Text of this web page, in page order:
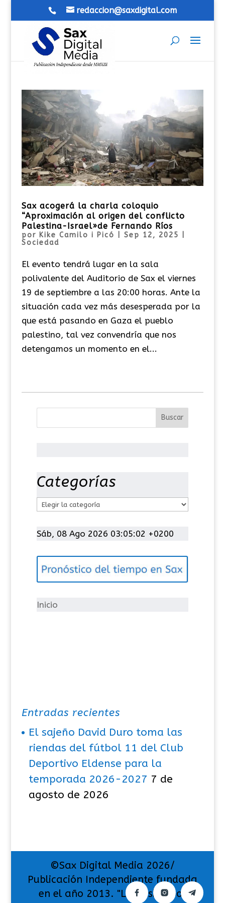
redaccion@saxdigital.com
Sax acogerá la charla coloquio
“Aproximación al origen del conflicto
Palestina-Israel»de Fernando Ríos
por Kike Camilo i Picó Sep 12, 2025
Sociedad
El evento tendrá lugar en la sala
polivalente del Auditorio de Sax el viernes
19 de septiembre a las 20:00 horas. Ante la
situación cada vez más desesperada por la
que está pasando en Gaza el pueblo
palestino, tal vez convendría que nos
detengamos un momento en el...
Categorías
t
g
í
Sáb, 08 Ago 2026 03:05:03 +0200
Inicio
Entradas recientes
El sajeño David Duro toma las
riendas del fútbol 11 del Club
Deportivo Eldense para la
temporada 2026-2027 7 de
agosto de 2026
©Sax Digital Media 2026/
Publicación Independiente fundada
en el año 2013. "La pasión por